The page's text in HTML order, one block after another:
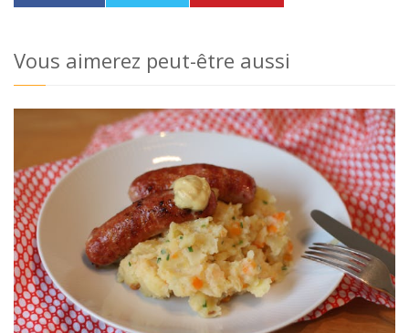
Vous aimerez peut-être aussi